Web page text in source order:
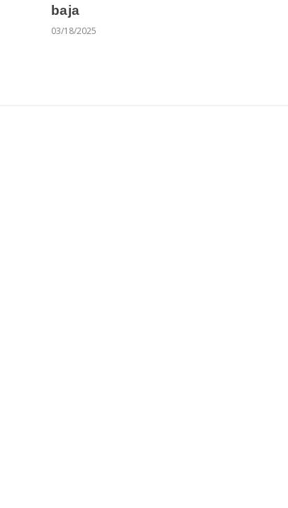
baja
03/18/2025